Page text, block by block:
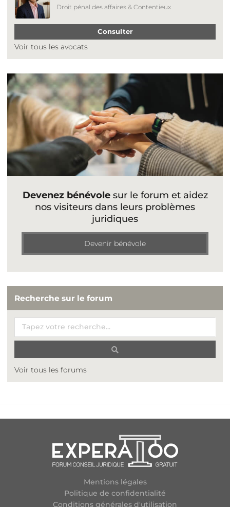
Droit pénal des affaires & Contentieux
Consulter
Voir tous les avocats
Devenez bénévolesur le forum et aidez
nos visiteurs dans leurs problèmes
juridiques
Devenir bénévole
Recherche sur le forum
Voir tous les forums
Mentions légales
Politique de confidentialité
Conditions générales d'utilisation